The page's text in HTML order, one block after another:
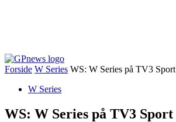
Forside W Series WS: W Series på TV3 Sport
W Series
WS: W Series på TV3 Sport